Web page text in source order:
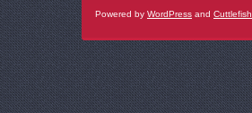
Powered by WordPress and Cuttlefish